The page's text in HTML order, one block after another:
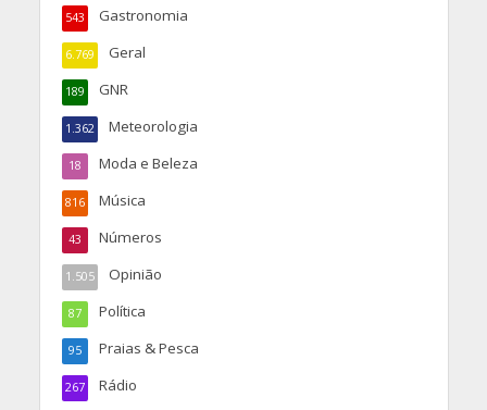
Gastronomia
543
Geral
6.769
GNR
189
Meteorologia
1.362
Moda e Beleza
18
Música
816
Números
43
Opinião
1.505
Política
87
Praias & Pesca
95
Rádio
267